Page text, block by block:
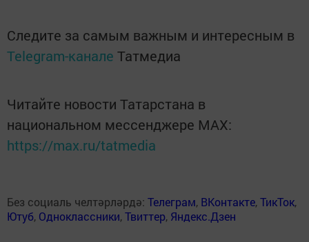
Следите за самым важным и интересным в
Telegram-канале Татмедиа
Читайте новости Татарстана в
национальном мессенджере MАХ:
https://max.ru/tatmedia
Без социаль челтәрләрдә: Телеграм, ВКонтакте,ТикТок,
Ютуб, Одноклассники,Твиттер, Яндекс.Дзен